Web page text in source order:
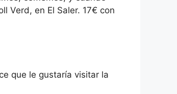
Verd, en El Saler. 17€ con
que le gustaría visitar la